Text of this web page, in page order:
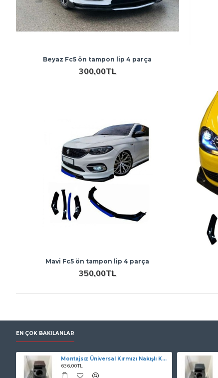
Beyaz Fc5 ön tampon lip 4 parça
300,00TL
Mavi Fc5 ön tampon lip 4 parça
350,00TL
EN ÇOK BAKILANLAR
Montajsız Üniversal Kırmızı Nakışlı Kolçak
636,00TL